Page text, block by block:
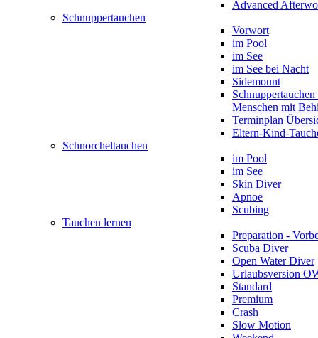
Advanced
Schnuppertauchen
Vorwort
im Pool
im See
im See bei Nacht
Sidemount
Menschen mit
Terminplan
Eltern-Kind-
Schnorcheltauchen
im Pool
im See
Skin Diver
Apnoe
Scubing
Tauchen lernen
Preparation -
Scuba Diver
Open Water Diver
Urlaubsversion
Standard
Premium
Crash
Slow Motion